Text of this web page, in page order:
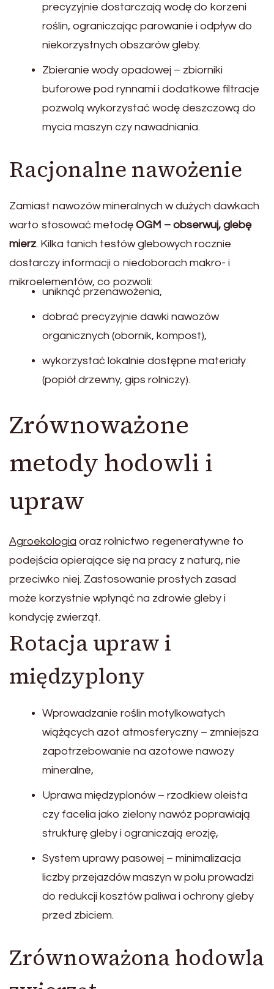
precyzyjnie dostarczają wodę do korzeni
roślin, ograniczając parowanie i odpływ do
niekorzystnych obszarów gleby.
Zbieranie wody opadowej – zbiorniki
buforowe pod rynnami i dodatkowe filtracje
pozwolą wykorzystać wodę deszczową do
mycia maszyn czy nawadniania.
Racjonalne nawożenie
Zamiast nawozów mineralnych w dużych dawkach
warto stosować metodę OGM – obserwuj, glebę
mierz. Kilka tanich testów glebowych rocznie
dostarczy informacji o niedoborach makro- i
mikroelementów, co pozwoli:
uniknąć przenawożenia,
dobrać precyzyjnie dawki nawozów
organicznych (obornik, kompost),
wykorzystać lokalnie dostępne materiały
(popiół drzewny, gips rolniczy).
Zrównoważone
metody hodowli i
upraw
Agroekologia oraz rolnictwo regeneratywne to
podejścia opierające się na pracy z naturą, nie
przeciwko niej. Zastosowanie prostych zasad
może korzystnie wpłynąć na zdrowie gleby i
kondycję zwierząt.
Rotacja upraw i
międzyplony
Wprowadzanie roślin motylkowatych
wiążących azot atmosferyczny – zmniejsza
zapotrzebowanie na azotowe nawozy
mineralne,
Uprawa międzyplonów – rzodkiew oleista
czy facelia jako zielony nawóz poprawiają
strukturę gleby i ograniczają erozję,
System uprawy pasowej – minimalizacja
liczby przejazdów maszyn w polu prowadzi
do redukcji kosztów paliwa i ochrony gleby
przed zbiciem.
Zrównoważona hodowla